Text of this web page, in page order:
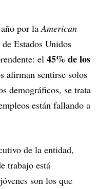
año por laAmerican
de Estados Unidos
el 45% de los
afirman sentirse solos
demográficos, se trata
están fallando a
de la entidad,
trabajo está
son los que